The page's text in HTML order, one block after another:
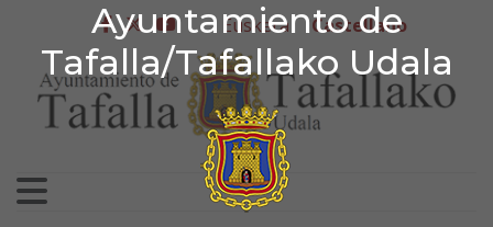
Ayuntamiento de
Tafalla/Tafallako Udala
Ir al contenido
Ayuntamiento de
facebook
twitter
youtube
Euskera Castellano